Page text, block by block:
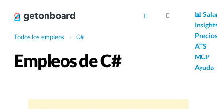
📊
Precios
ATS
MCP
Ayuda
Todos los empleos › C#
Empleos de C#